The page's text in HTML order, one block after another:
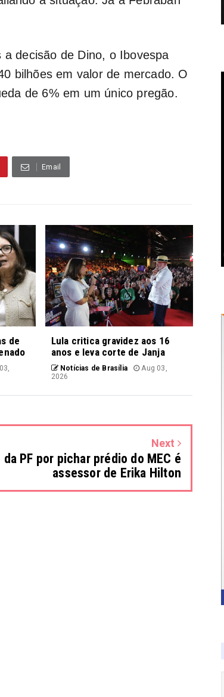
decisão de Dino, o Ibovespa
bilhões em valor de mercado. O
de 6% em um único pregão.
Email
de
Lula critica gravidez aos 16
anos e leva corte de Janja
Notícias de Brasília
Aug 03,
2026
Next
da PF por pichar prédio do MEC é
assessor de Erika Hilton